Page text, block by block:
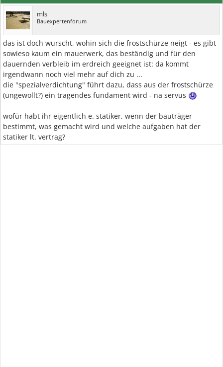
mls
Bauexpertenforum
das ist doch wurscht, wohin sich die frostschürze neigt - es gibt
sowieso kaum ein mauerwerk, das beständig und für den
dauernden verbleib im erdreich geeignet ist: da kommt
irgendwann noch viel mehr auf dich zu ...
die "spezialverdichtung" führt dazu, dass aus der frostschürze
(ungewollt?) ein tragendes fundament wird - na servus
wofür habt ihr eigentlich e. statiker, wenn der bauträger
bestimmt, was gemacht wird und welche aufgaben hat der
statiker lt. vertrag?